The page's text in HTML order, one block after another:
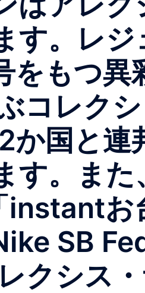
す。レ
をもつ
コレク
か国と連
す。ま
instant
SB
クシス